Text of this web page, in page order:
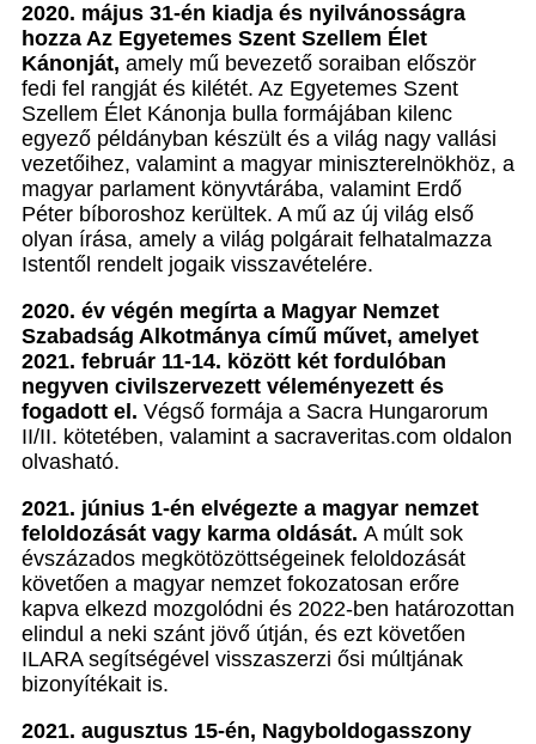
2020. május 31-én kiadja és nyilvánosságra
hozza Az Egyetemes Szent Szellem Élet
Kánonját, amely mű bevezető soraiban először
fedi fel rangját és kilétét. Az Egyetemes Szent
Szellem Élet Kánonja bulla formájában kilenc
egyező példányban készült és a világ nagy vallási
vezetőihez, valamint a magyar miniszterelnökhöz, a
magyar parlament könyvtárába, valamint Erdő
Péter bíboroshoz kerültek. A mű az új világ első
olyan írása, amely a világ polgárait felhatalmazza
Istentől rendelt jogaik visszavételére.
2020. év végén megírta a Magyar Nemzet
Szabadság Alkotmánya című művet, amelyet
2021. február 11-14. között két fordulóban
negyven civilszervezett véleményezett és
fogadott el. Végső formája a Sacra Hungarorum
II/II. kötetében, valamint a sacraveritas.com oldalon
olvasható.
2021. június 1-én elvégezte a magyar nemzet
feloldozását vagy karma oldását. A múlt sok
évszázados megkötözöttségeinek feloldozását
követően a magyar nemzet fokozatosan erőre
kapva elkezd mozgolódni és 2022-ben határozottan
elindul a neki szánt jövő útján, és ezt követően
ILARA segítségével visszaszerzi ősi múltjának
bizonyítékait is.
2021. augusztus 15-én, Nagyboldogasszony